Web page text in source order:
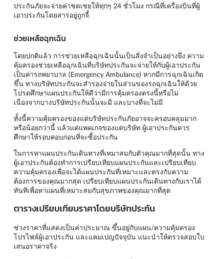
ประกันภัยจะจ่ายค่าชดเชยให้ทุกๆ 24 ชั่วโมง กรณีที่เครื่องบินที่ผู้
เอาประกันโดยสารอยู่ถูกจี้
ช่วยเหลือฉุกเฉิน
โดยปกติแล้ว การช่วยเหลือฉุกเฉินนั้นเป็นสิ่งจำเป็นอย่างยึง ความ
คุ้มครองช่วยเหลือฉุกเฉินที่บริษัทประกันจะจ่ายให้กับผู้เอาประกัน
เป็นค่ารถพยาบาล (Emergency Ambulance) หากมีการฉุกเฉินเกิด
ขึ้น ทางบริษัทประกันจะสำรองจ่ายในส่วนของรถฉุกเฉินให้ด้วย
โปรดศึกษาแผนประกันให้ดีว่ามีการคุ้มครองตรงนี้หรือไม่
เนื่องจากบางบริษัทประกันนั้นจะมี และบางที่จะไม่มี
ทั้งนี้ความคุ้มครองของแต่บริษัทประกันภัยอาจจะครอบคลุมมาก
หรือน้อยกว่านี้ แล้วแต่แพคเกจของแต่บริษัท ผู้เอาประกันควร
ศึกษาให้รอบคอบก่อนที่จะซื้อประกัน
ในการหาแผนประกันเดินทางที่เหมาสมกับตัวคุณมากที่สุดนั้น ทาง
ผู้เอาประกันต้องทำการเปรียบเทียบแผนประกันและเปรียบเทียบ
ความคุ้มครองเพื่อจะได้แผนประกันที่เหมาะและตรงกับความ
ต้องการของคุณมากสุด เปรียบเทียบแผนประกันเดินทางกับเราได้
ทันทีเพื่อหาแผนที่เหมาะสมกับสุขภาพของคุณมากที่สุด
ตารางเปรียบเทียบราคาโดยบริษัทประกัน
ช่วงราคาที่แสดงเป็นค่าประมาณ ขึ้นอยู่กับแผน/ความคุ้มครอง
โปรไฟล์ผู้เอาประกัน และแคมเปญปัจจุบัน แนะนำให้ตรวจสอบใบ
เสนอราคาจริง